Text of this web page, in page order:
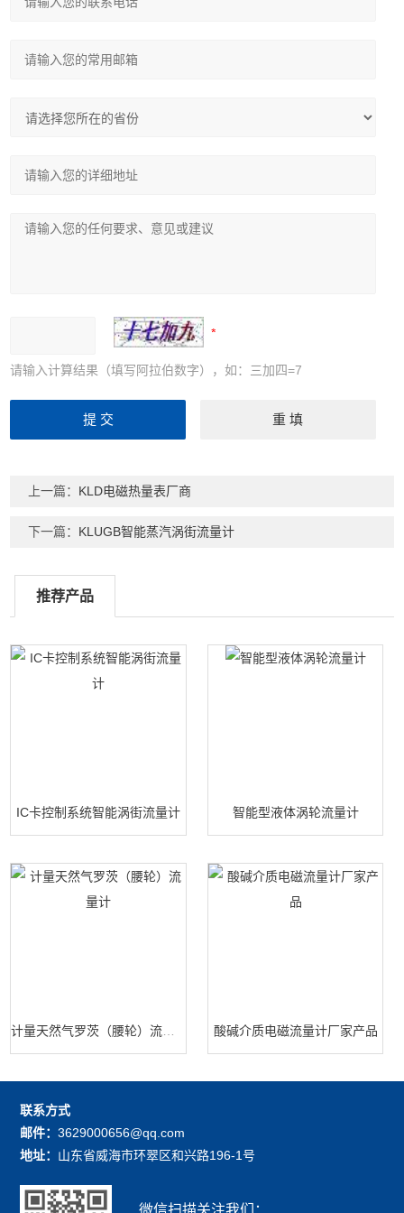
请输入计算结果（填写阿拉伯数字），如：三加四=7
上一篇： KLD电磁热量表厂商
下一篇： KLUGB智能蒸汽涡街流量计
推荐产品
IC卡控制系统智能涡街流量计 智能型液体涡轮流量计
酸碱介质电磁流量计厂家产品
联系方式
邮件：3629000656@qq.com
地址： 山东省威海市环翠区和兴路196-1号
微信扫描关注我们：